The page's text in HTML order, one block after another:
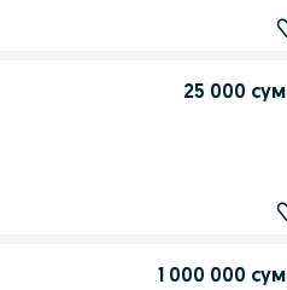
25 000 сум
1 000 000 сум